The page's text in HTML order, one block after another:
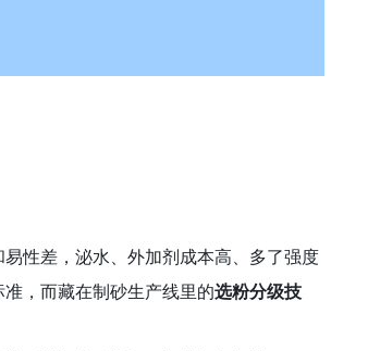
性差，泌水、外加剂成本高、多了强度
，而藏在制砂生产线里的选粉分级技